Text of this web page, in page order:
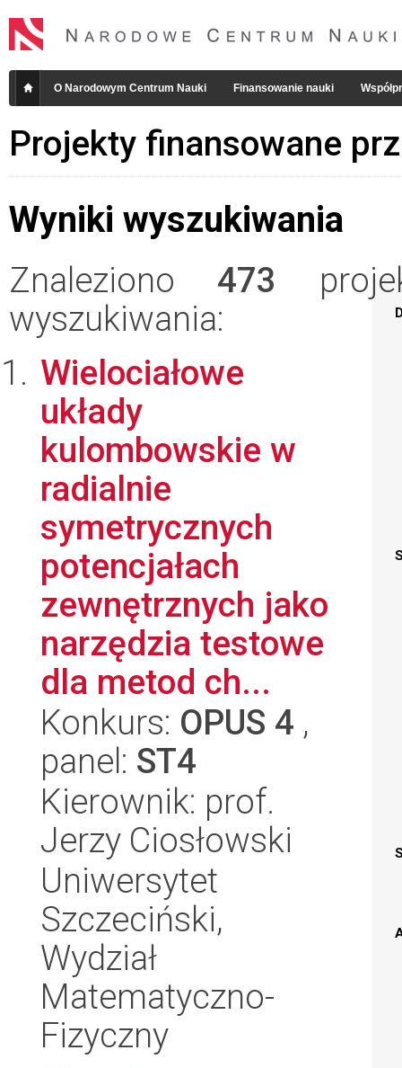
O Narodowym Centrum Nauki Finansowanie nauki
Projekty finansowane
Wyniki wyszukiwania
Znaleziono 473
wyszukiwania:
Wielociałowe
układy
kulombowskie w
radialnie
symetrycznych
potencjałach
zewnętrznych jako
narzędzia testowe
dla metod ch...
Konkurs: OPUS 4 ,
panel: ST4
Kierownik: prof.
Jerzy Ciosłowski
Uniwersytet
Szczeciński,
Wydział
Matematyczno-
Fizyczny